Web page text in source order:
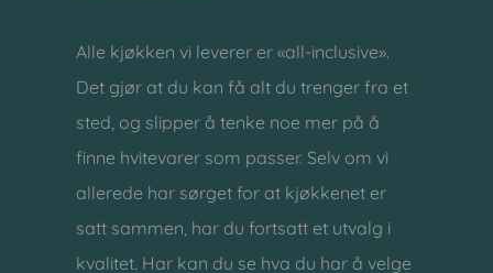
Alle kjøkken vi leverer er «all-inclusive».
Det gjør at du kan få alt du trenger fra et
sted, og slipper å tenke noe mer på å
finne hvitevarer som passer. Selv om vi
allerede har sørget for at kjøkkenet er
satt sammen, har du fortsatt et utvalg i
kvalitet. Har kan du se hva du har å velge